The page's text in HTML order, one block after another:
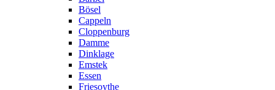
Bösel
Cappeln
Cloppenburg
Damme
Dinklage
Emstek
Essen
Friesoythe